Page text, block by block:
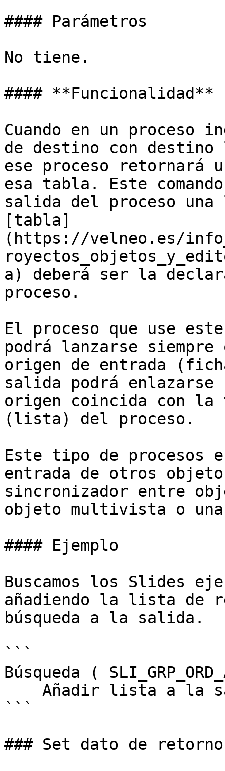
#### Parámetros
No tiene.
#### **Funcionalidad**
Cuando en un proceso
de destino con destino
ese proceso
esa tabla. Este
salida del proceso
[tabla]
(https://velneo.es/
a) deberá ser la
proceso.
El proceso que use
podrá lanzarse
origen de entrada
salida podrá
origen coincida con
(lista) del proceso.
Este tipo de procesos
entrada de otros
sincronizador entre
objeto multivista o
#### Ejemplo
Buscamos los Slides
añadiendo la lista de
búsqueda a la salida.
```
Búsqueda (
```
### Set dato de retorno